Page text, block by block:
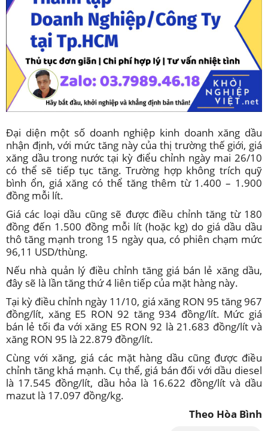
Đại diện một số doanh nghiệp kinh doanh xăng dầu
nhận định, với mức tăng này của thị trường thế giới, giá
xăng dầu trong nước tại kỳ điểu chỉnh ngày mai 26/10
có thể sẽ tiếp tục tăng. Trường hợp không trích quỹ
bình ổn, giá xăng có thể tăng thêm từ 1.400 – 1.900
đồng mỗi lít.
Giá các loại dầu cũng sẽ được điều chỉnh tăng từ 180
đồng đến 1.500 đồng mỗi lít (hoặc kg) do giá dầu dầu
thô tăng mạnh trong 15 ngày qua, có phiên chạm mức
96,11 USD/thùng.
Nếu nhà quản lý điều chỉnh tăng giá bán lẻ xăng dầu,
đây sẽ là lần tăng thứ 4 liên tiếp của mặt hàng này.
Tại kỳ điều chỉnh ngày 11/10, giá xăng RON 95 tăng 967
đồng/lít, xăng E5 RON 92 tăng 934 đồng/lít. Mức giá
bán lẻ tối đa với xăng E5 RON 92 là 21.683 đồng/lít và
xăng RON 95 là 22.879 đồng/lít.
Cùng với xăng, giá các mặt hàng dầu cũng được điều
chỉnh tăng khá mạnh. Cụ thể, giá bán đối với dầu diesel
là 17.545 đồng/lít, dầu hỏa là 16.622 đồng/lít và dầu
mazut là 17.097 đồng/kg.
Theo Hòa Bình